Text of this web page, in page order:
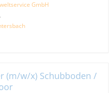
GmbH
(m/w/x) Schubboden /